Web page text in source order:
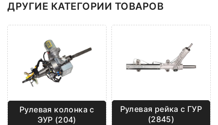
ДРУГИЕ КАТЕГОРИИ ТОВАРОВ
Рулевая колонка с
ЭУР (204)
Рулевая рейка с ГУР
(2845)